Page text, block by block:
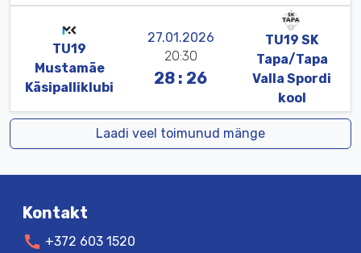
TU19
Mustamäe
Käsipalliklubi
27.01.2026
20:30
28 : 26
TU19 SK
Tapa/Tapa
Valla Spordi
kool
Laadi veel toimunud mänge
Kontakt
call +372 603 1520